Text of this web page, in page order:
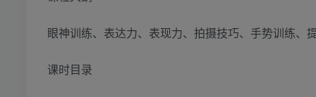
眼神训练、表达力、表现力、拍摄技巧、手势训练、
课时目录